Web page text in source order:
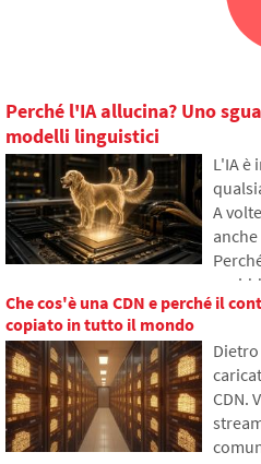
Perché l'IA allucina? Uno
modelli linguistici
L'IA è
A
Che cos'è una CDN e perché il
copiato in tutto il mondo
CDN.